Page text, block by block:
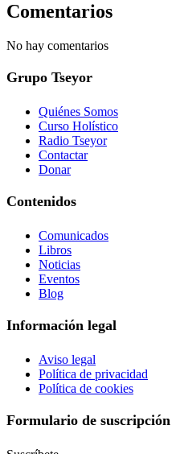
Comentarios
No hay comentarios
Grupo Tseyor
Quiénes Somos
Curso Holístico
Radio Tseyor
Contactar
Donar
Contenidos
Comunicados
Libros
Noticias
Eventos
Blog
Información legal
Aviso legal
Política de privacidad
Política de cookies
Formulario de suscripción